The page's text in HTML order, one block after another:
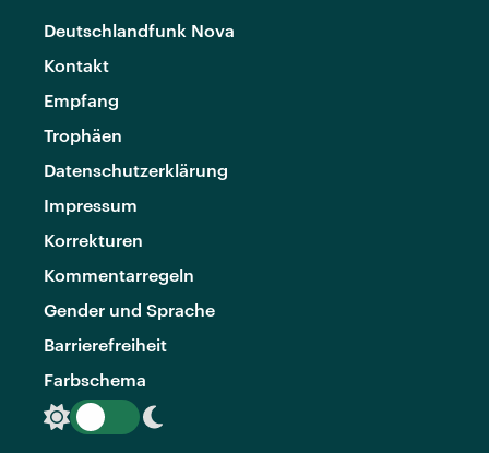
Deutschlandfunk Nova
Kontakt
Empfang
Trophäen
Datenschutzerklärung
Impressum
Korrekturen
Kommentarregeln
Gender und Sprache
Barrierefreiheit
Farbschema